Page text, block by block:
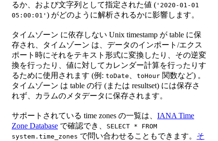
るか、および文字列として指定された値 ( '2020-01-01
05:00:01' ) がどのように解析されるかに影響します。
タイムゾーン に依存しない Unix timestamp が table に保
存され、タイムゾーン は、データのインポート/エクス
ポート時にそれをテキスト形式に変換したり、その逆変
換を行ったり、値に対してカレンダー計算を行ったりす
るために使用されます (例: toDate 、 toHour 関数など) 。
タイムゾーン は table の行 (または resultset) には保存さ
れず、カラムのメタデータに保存されます。
サポートされている time zones の一覧は、 IANA Time
Zone Database で確認でき、
SELECT * FROM
system.time_zones で問い合わせることもできます。 そ